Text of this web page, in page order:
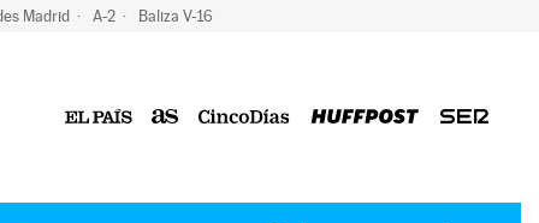
Madrid A-2 Baliza V-16